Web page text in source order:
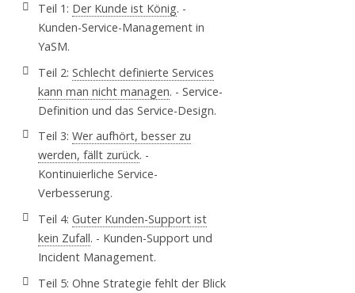
Teil 1: Der Kunde ist König. -
Kunden-Service-Management in
YaSM.
Teil 2: Schlecht definierte Services
kann man nicht managen. - Service-
Definition und das Service-Design.
Teil 3: Wer aufhört, besser zu
werden, fällt zurück. -
Kontinuierliche Service-
Verbesserung.
Teil 4: Guter Kunden-Support ist
kein Zufall. - Kunden-Support und
Incident Management.
Teil 5: Ohne Strategie fehlt der Blick